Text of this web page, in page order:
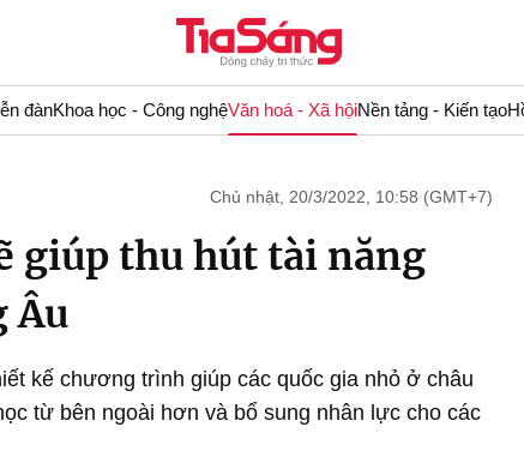
đànKhoa học - Công nghệVăn hoá - Xã hộiNền tảng - Kiến tạo
Chủ nhật, 20/3/2022, 10:58 (GMT+7)
giúp thu hút tài năng
Âu
kế chương trình giúp các quốc gia nhỏ ở châu
từ bên ngoài hơn và bổ sung nhân lực cho các